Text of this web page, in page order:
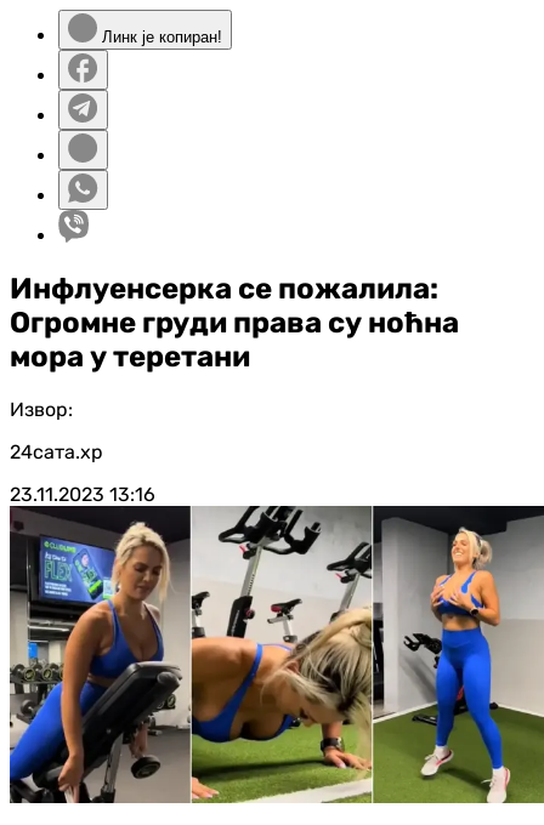
Линк је копиран!
Инфлуенсерка се пожалила:
Огромне груди права су ноћна
мора у теретани
Извор:
24сата.хр
23.11.2023 13:16